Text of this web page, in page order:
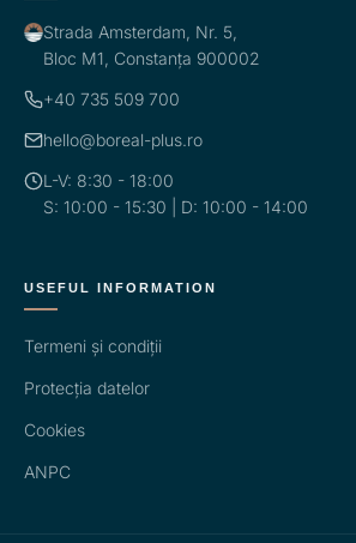
Strada Amsterdam, Nr. 5,
Bloc M1, Constanța 900002
+40 735 509 700
hello@boreal-plus.ro
L-V: 8:30 - 18:00
S: 10:00 - 15:30 | D: 10:00 - 14:00
USEFUL INFORMATION
Termeni și condiții
Protecția datelor
Cookies
ANPC